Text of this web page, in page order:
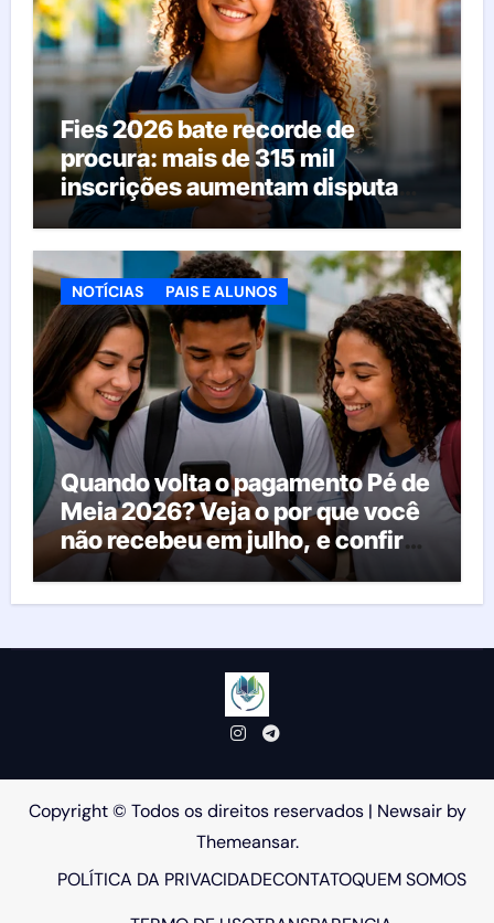
Fies 2026 bate recorde de
procura: mais de 315 mil
inscrições aumentam disputa
pelas vagas; veja o que acontece
agora
NOTÍCIAS PAIS E ALUNOS
Quando volta o pagamento Pé de
Meia 2026? Veja o por que você
não recebeu em julho, e confira
o calendário oficial
Copyright © Todos os direitos reservados | Newsairby
Themeansar.
POLÍTICA DA PRIVACIDADECONTATOQUEM SOMOS